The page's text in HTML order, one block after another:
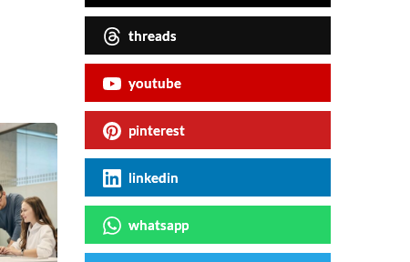
threads
youtube
pinterest
linkedin
whatsapp